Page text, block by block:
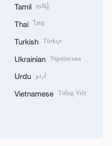
Tamil தமிழ்
Thai ไทย
Turkish Türkçe
Ukrainian Українська
Urdu اردو
Vietnamese Tiếng Việt